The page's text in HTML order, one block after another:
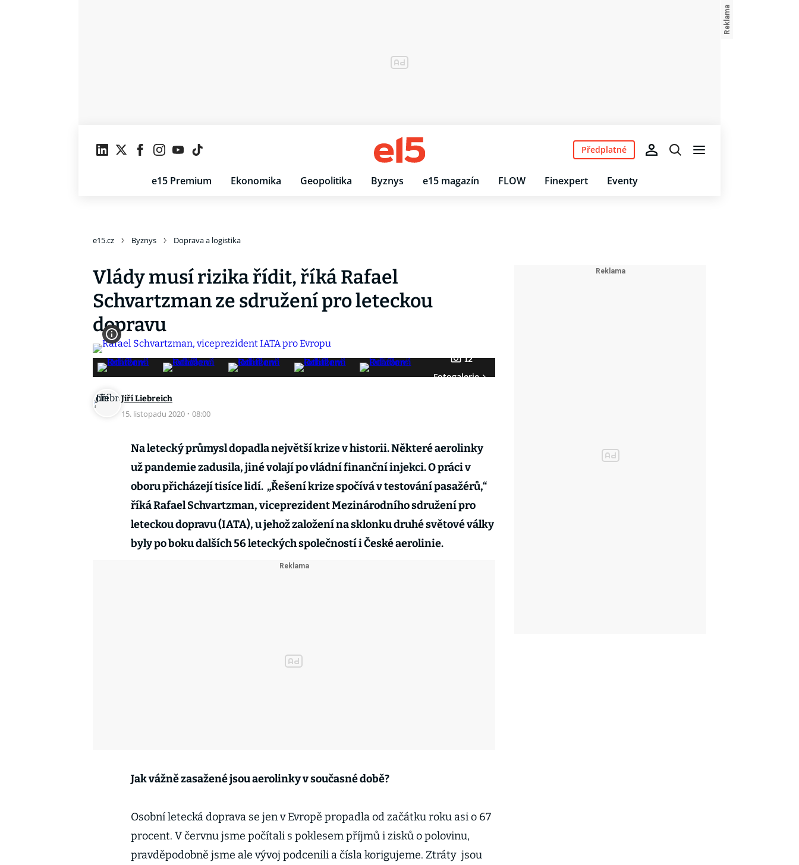
e15 Premium Ekonomika Geopolitika Byznys e15 magazín FLOW Finexpert Eventy
Předplatné
e15.cz Byznys Doprava a logistika
Vlády musí rizika řídit, říká Rafael
Schvartzman ze sdružení pro leteckou
dopravu
12
Fotogalerie
Jiří Liebreich
15. listopadu 2020 · 08:00
Na letecký průmysl dopadla největší krize v historii. Některé aerolinky
už pandemie zadusila, jiné volají po vládní finanční injekci. O práci v
oboru přicházejí tisíce lidí. „Řešení krize spočívá v testování pasažérů,“
říká Rafael Schvartzman, viceprezident Mezinárodního sdružení pro
leteckou dopravu (IATA), u jehož založení na sklonku druhé světové války
byly po boku dalších 56 leteckých společností i České aerolinie.
Jak vážně zasažené jsou aerolinky v současné době?
Osobní letecká doprava se jen v Evropě propadla od začátku roku asi o 67
procent. V červnu jsme počítali s poklesem příjmů i zisků o polovinu,
pravděpodobně jsme ale vývoj podcenili a čísla korigujeme. Ztráty jsou